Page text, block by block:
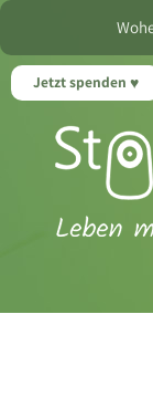
Jetzt spenden